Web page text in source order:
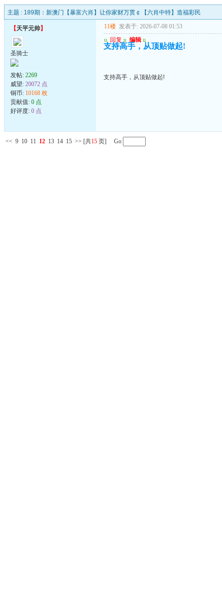
主题 : 189期：新澳门【暴富六肖】让你家财万贯￠【六肖中特】造福彩民
【天平元帅】
圣骑士
发帖: 2269
威望: 20072 点
铜币: 10168 枚
贡献值: 0 点
好评度: 0 点
11楼 发表于: 2026-07-08 01:53
u 回复 u 编辑 u
支持高手，从顶贴做起!
支持高手，从顶贴做起!
<< 9 10 11 12 13 14 15 >> [共15 页] Go